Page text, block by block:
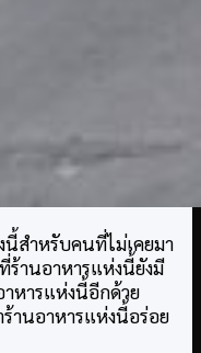
นี้สำหรับคนที่ไม่เคยมา
ร้านอาหารแห่งนี้ยังมี
าหารแห่งนี้อีกด้วย
านอาหารแห่งนี้อร่อย